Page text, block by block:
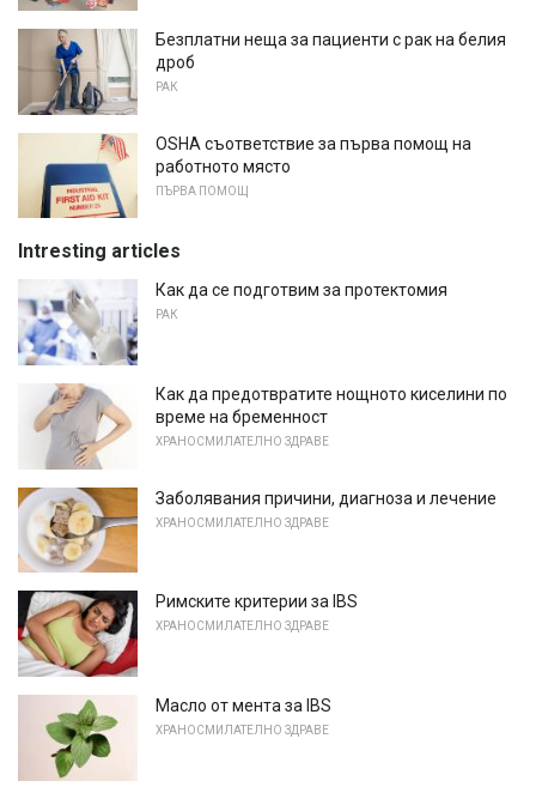
Безплатни неща за пациенти с рак на белия
дроб
РАК
OSHA съответствие за първа помощ на
работното място
ПЪРВА ПОМОЩ
Intresting articles
Как да се подготвим за протектомия
РАК
Как да предотвратите нощното киселини по
време на бременност
ХРАНОСМИЛАТЕЛНО ЗДРАВЕ
Заболявания причини, диагноза и лечение
ХРАНОСМИЛАТЕЛНО ЗДРАВЕ
Римските критерии за IBS
ХРАНОСМИЛАТЕЛНО ЗДРАВЕ
Масло от мента за IBS
ХРАНОСМИЛАТЕЛНО ЗДРАВЕ